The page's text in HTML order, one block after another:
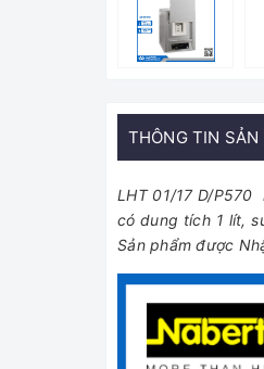
THÔNG TIN SẢN
LHT 01/17 D/P570
có dung tích 1 lít,
Sản phẩm được